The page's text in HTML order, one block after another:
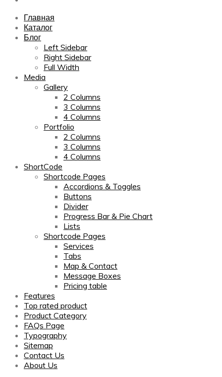
Главная
Каталог
Блог
Left Sidebar
Right Sidebar
Full Width
Media
Gallery
2 Columns
3 Columns
4 Columns
Portfolio
2 Columns
3 Columns
4 Columns
ShortCode
Shortcode Pages
Accordions & Toggles
Buttons
Divider
Progress Bar & Pie Chart
Lists
Shortcode Pages
Services
Tabs
Map & Contact
Message Boxes
Pricing table
Features
Top rated product
Product Category
FAQs Page
Typography
Sitemap
Contact Us
About Us